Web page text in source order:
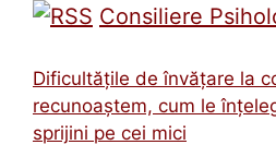
Consiliere
Dificultățile de învățare la
recunoaștem, cum le
sprijini pe cei mici